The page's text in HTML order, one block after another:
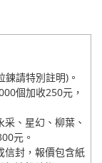
請特別註明)。
個加收250元，
、星幻、柳葉、
元。
信封，報價包含紙